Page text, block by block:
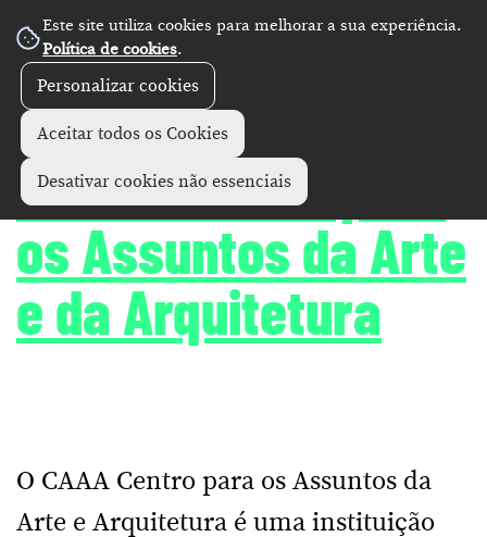
Este site utiliza cookies para melhorar a sua experiência.
Política de cookies.
Personalizar cookies
Aceitar todos os Cookies
Desativar cookies não essenciais
Diretório Equipamentos culturais
CAAA - Centro para
os Assuntos da Arte
e da Arquitetura
O CAAA Centro para os Assuntos da
Arte e Arquitetura é uma instituição